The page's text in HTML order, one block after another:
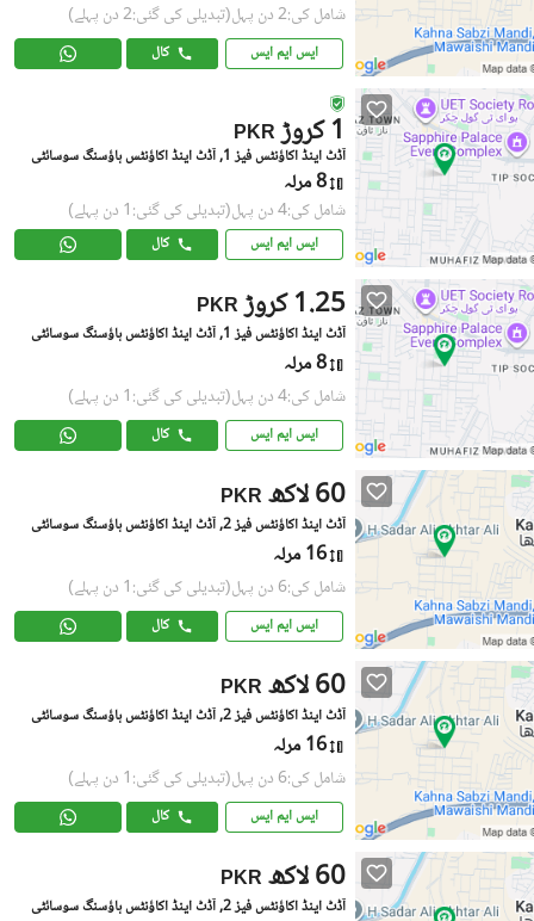
شامل کی:2 دن پہل (تبدیلی کی گئی:2 دن پہلے)
ایس ایم ایس کال
PKR 1 کروڑ
آڈٹ اینڈ اکاؤنٹس فیز 1, آڈٹ اینڈ اکاؤنٹس ہاؤسنگ سوسائٹی
8 مرلہ
شامل کی:4 دن پہل (تبدیلی کی گئی:1 دن پہلے)
ایس ایم ایس کال
PKR 1.25 کروڑ
آڈٹ اینڈ اکاؤنٹس فیز 1, آڈٹ اینڈ اکاؤنٹس ہاؤسنگ سوسائٹی
8 مرلہ
شامل کی:4 دن پہل (تبدیلی کی گئی:1 دن پہلے)
ایس ایم ایس کال
PKR 60 لاکھ
آڈٹ اینڈ اکاؤنٹس فیز 2, آڈٹ اینڈ اکاؤنٹس ہاؤسنگ سوسائٹی
16 مرلہ
شامل کی:6 دن پہل (تبدیلی کی گئی:1 دن پہلے)
ایس ایم ایس کال
PKR 60 لاکھ
آڈٹ اینڈ اکاؤنٹس فیز 2, آڈٹ اینڈ اکاؤنٹس ہاؤسنگ سوسائٹی
16 مرلہ
شامل کی:6 دن پہل (تبدیلی کی گئی:1 دن پہلے)
ایس ایم ایس کال
PKR 60 لاکھ
آڈٹ اینڈ اکاؤنٹس فیز 2, آڈٹ اینڈ اکاؤنٹس ہاؤسنگ سوسائٹی